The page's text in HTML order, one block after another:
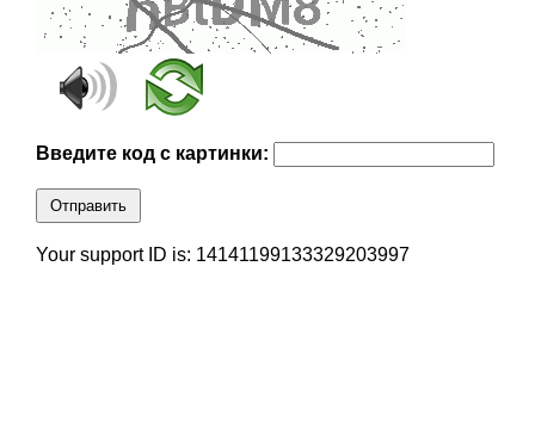
Введите код с картинки:
Отправить
Your support ID is: 14141199133329203997